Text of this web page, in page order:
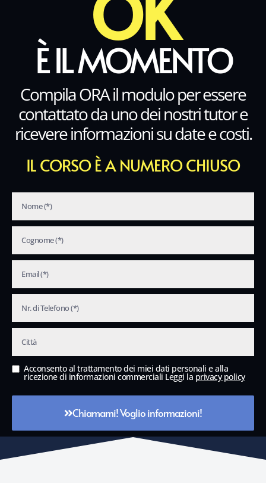
È IL MOMENTO
Compila ORA il modulo per essere
contattato da uno dei nostri tutor e
ricevere informazioni su date e costi.
IL CORSO È A NUMERO CHIUSO
Acconsento al trattamento dei miei dati personali e alla
ricezione di informazioni commerciali Leggi la privacy policy
Chiamami! Voglio informazioni!